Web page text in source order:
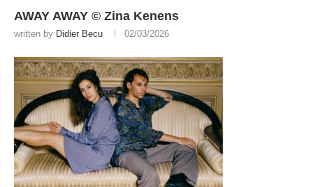
AWAY AWAY © Zina Kenens
written by Didier Becu 02/03/2026